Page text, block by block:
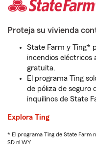
Proteja su vivienda
State Farm y Ting*
incendios eléctricos
gratuita.
El programa Ting
de póliza de seguro
inquilinos de State
Explora Ting
* El programa Ting de State Farm
SD ni WY